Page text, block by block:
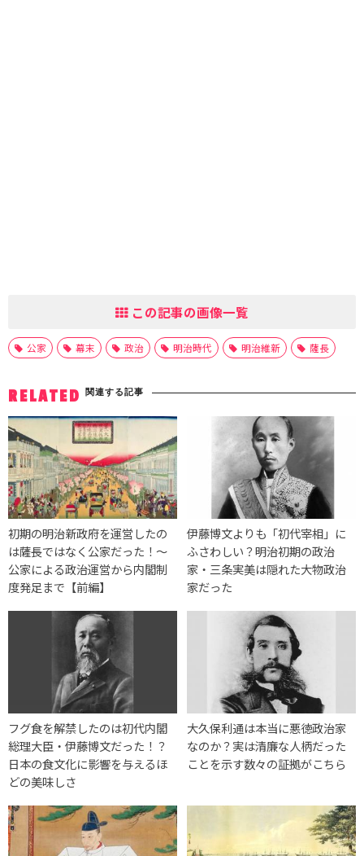
この記事の画像一覧
公家 幕末 政治 明治時代 明治維新 薩長
RELATED 関連する記事
初期の明治新政府を運営したの
は薩長ではなく公家だった！～
公家による政治運営から内閣制
度発足まで【前編】
伊藤博文よりも「初代宰相」に
ふさわしい？明治初期の政治
家・三条実美は隠れた大物政治
家だった
フグ食を解禁したのは初代内閣
総理大臣・伊藤博文だった！？
日本の食文化に影響を与えるほ
どの美味しさ
大久保利通は本当に悪徳政治家
なのか？実は清廉な人柄だった
ことを示す数々の証拠がこちら